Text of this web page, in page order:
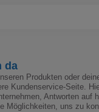
da
Produkten oder
Kundenservice-Seite.
Antworten auf
Möglichkeiten, uns zu